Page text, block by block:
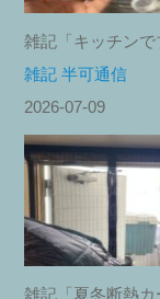
雑記「キッチンで
雑記 半可通信
2026-07-09
雑記「夏冬断熱